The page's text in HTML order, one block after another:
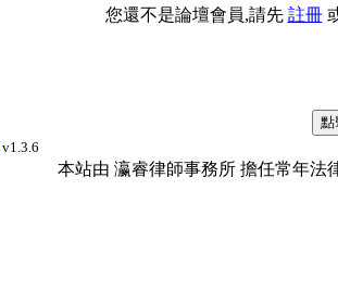
您還不是論壇會員,請先 註冊
v1.3.6
本站由 瀛睿律師事務所 擔任常年法